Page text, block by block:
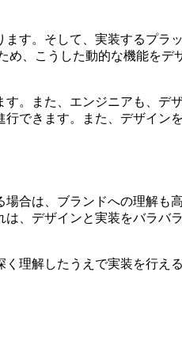
す。そして、実装するプラッ
、こうした動的な機能をデ
。また、エンジニアも、デ
できます。また、デザイン
合は、ブランドへの理解も
、デザインと実装をバラバ
理解したうえで実装を行え